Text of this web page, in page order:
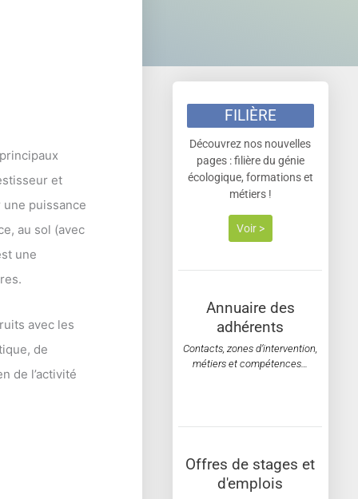
et
puissance
au sol (avec
une
avec les
de
de l’activité
FILIÈRE
Découvrez nos nouvelles
pages : filière du génie
écologique, formations et
métiers !
Voir >
Annuaire des
adhérents
Contacts, zones d’intervention,
métiers et compétences…
Offres de stages et
d'emplois